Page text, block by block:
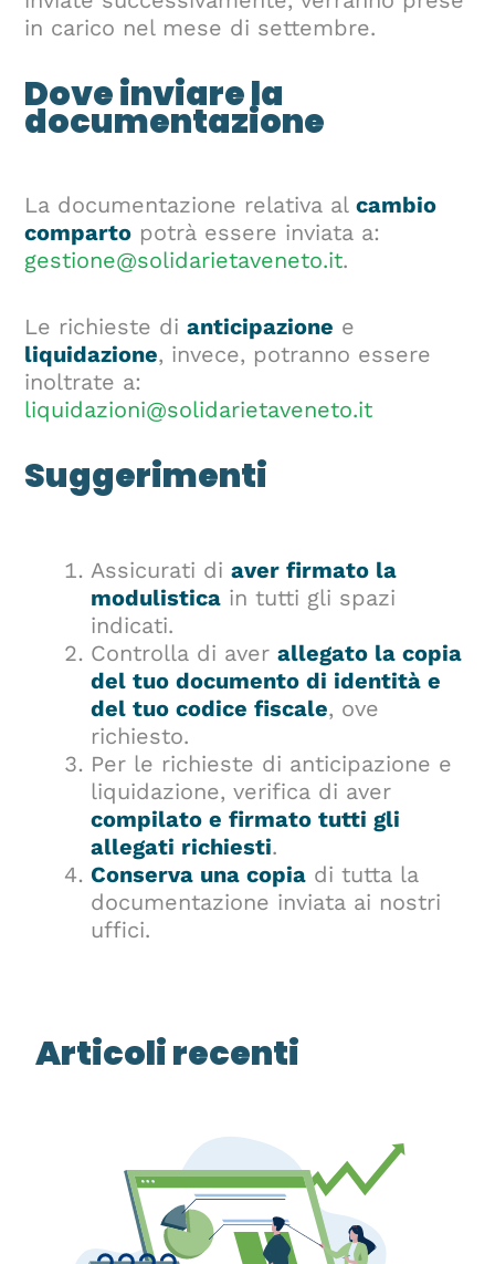
in carico nel mese di settembre.
Dove inviare la
documentazione
La documentazione relativa alcambio
comparto potrà essere inviata a:
gestione@solidarietaveneto.it.
Le richieste dianticipazione e
liquidazione, invece, potranno essere
inoltrate a:
liquidazioni@solidarietaveneto.it
Suggerimenti
Assicurati diaver firmato la
modulistica in tutti gli spazi
indicati.
Controlla di averallegato la copia
del tuo documento di identità e
del tuo codice fiscale, ove
richiesto.
Per le richieste di anticipazione e
liquidazione, verifica di aver
compilato e firmato tutti gli
allegati richiesti.
Conserva una copia di tutta la
documentazione inviata ai nostri
uffici.
Articoli recenti